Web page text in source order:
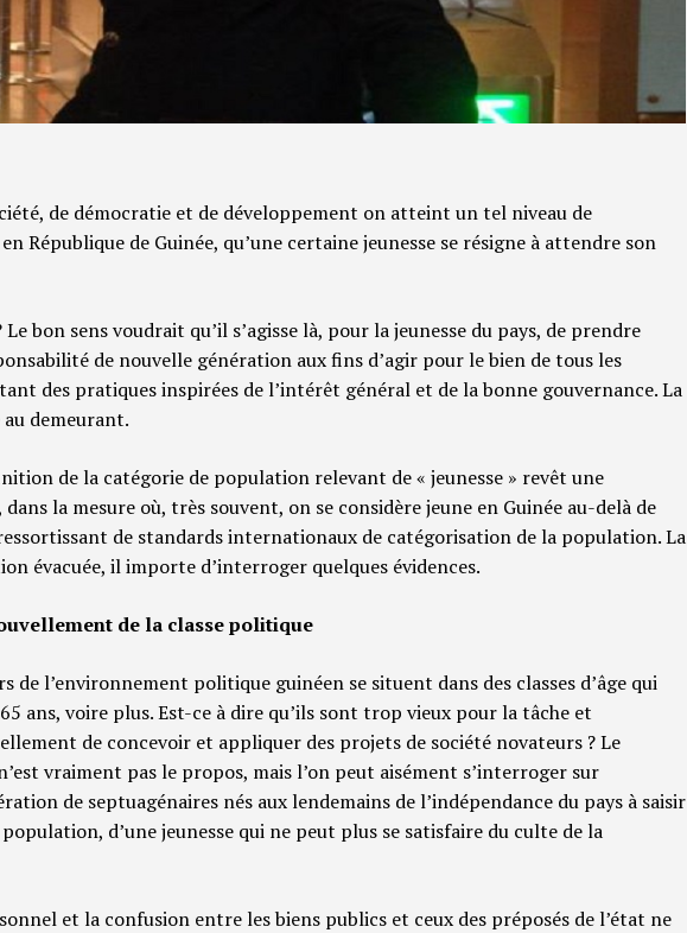
de démocratie et de développement on atteint un tel niveau de
République de Guinée, qu’une certaine jeunesse se résigne à attendre son
bon sens voudrait qu’il s’agisse là, pour la jeunesse du pays, de prendre
de nouvelle génération aux fins d’agir pour le bien de tous les
des pratiques inspirées de l’intérêt général et de la bonne gouvernance. La
demeurant.
de la catégorie de population relevant de « jeunesse » revêt une
la mesure où, très souvent, on se considère jeune en Guinée au-delà de
de standards internationaux de catégorisation de la population. La
évacuée, il importe d’interroger quelques évidences.
de la classe politique
de l’environnement politique guinéen se situent dans des classes d’âge qui
ans, voire plus. Est-ce à dire qu’ils sont trop vieux pour la tâche et
de concevoir et appliquer des projets de société novateurs ? Le
vraiment pas le propos, mais l’on peut aisément s’interroger sur
de septuagénaires nés aux lendemains de l’indépendance du pays à saisir
d’une jeunesse qui ne peut plus se satisfaire du culte de la
et la confusion entre les biens publics et ceux des préposés de l’état ne